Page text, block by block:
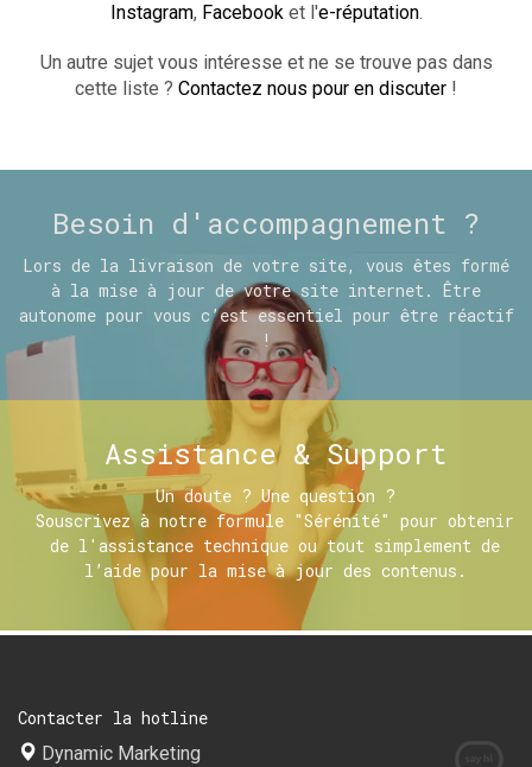
Instagram, Facebooket l'e-réputation.
Un autre sujet vous intéresse et ne se trouve pas dans
cette liste ? Contactez nous pour en discuter !
Besoin d'accompagnement ?
Lors de la livraison de votre site, vous êtes formé
à la mise à jour de votre site internet. Être
autonome pour vous c’est essentiel pour être réactif
!
Assistance & Support
Un doute ? Une question ?
Souscrivez à notre formule "Sérénité" pour obtenir
de l'assistance technique ou tout simplement de
l’aide pour la mise à jour des contenus.
Contacter la hotline
Dynamic Marketing